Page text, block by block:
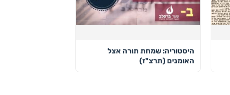
היסטוריה: שמחת תורה אצל
האומנים (תרצ"ז)